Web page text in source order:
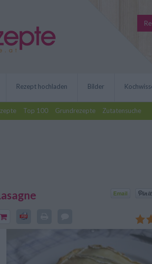
Top 100 Grundrezepte Zutatensuche
Rezept hochladen Bilder
die Melanzani-Tomaten-Lasagne ist ebenso
lecker, also unbedingt ausprobieren!